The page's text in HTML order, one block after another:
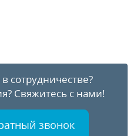
сотрудничестве?
Свяжитесь с нами!
звонок